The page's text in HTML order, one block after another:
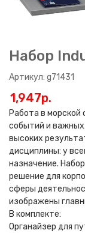
Набор
Артикул: g71431
1,947p.
Работа в
событий и
высоких
дисциплины: у
назначение.
решение для
сферы
изображены
В комплекте:
Органайзер для